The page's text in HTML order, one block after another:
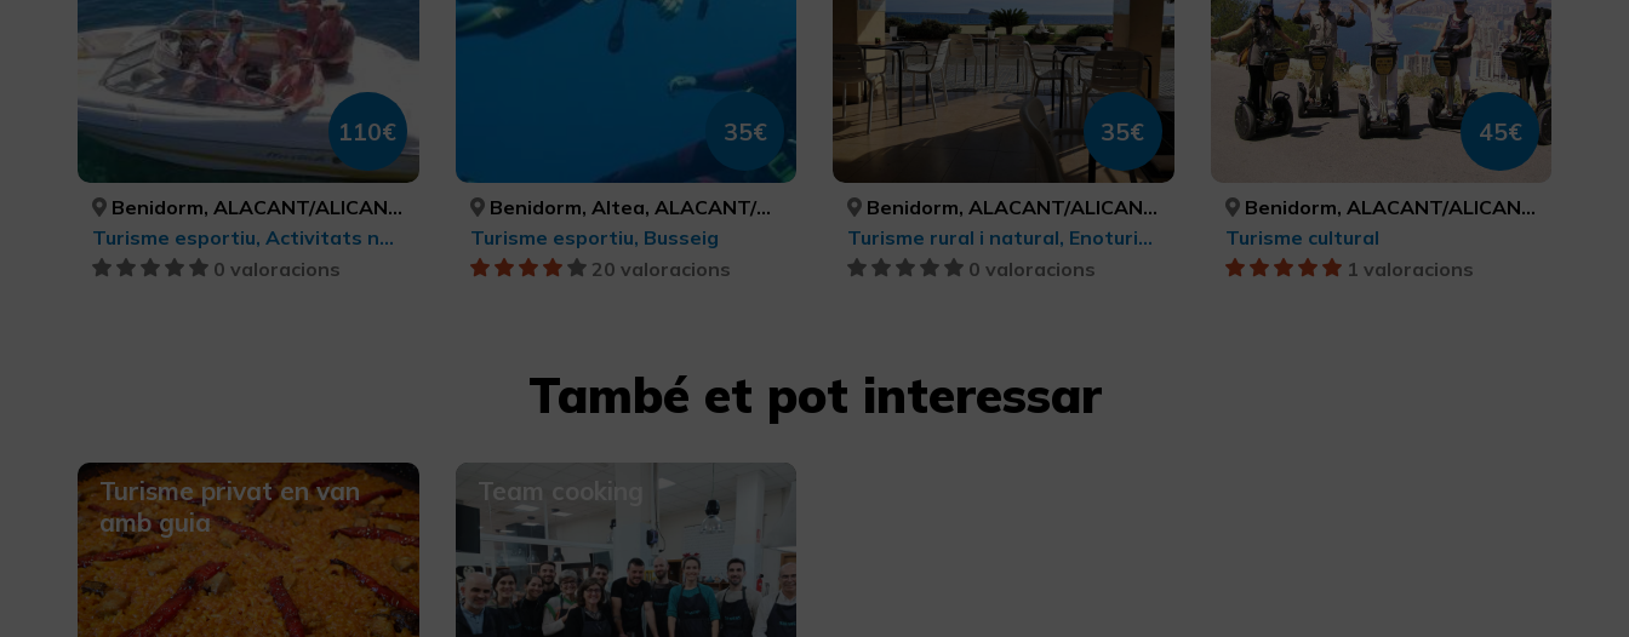
110€
Benidorm, ALACANT/ALICANTE
Turisme esportiu, Activitats nàutiques
0 valoracions
35€
Benidorm, Altea, ALACANT/ALICANTE, ALACANT/ALICANTE
Turisme esportiu, Busseig
20 valoracions
35€
Benidorm, ALACANT/ALICANTE
Turisme rural i natural, Enoturisme, Experiències Gastronòmiques l'Exquisit Mediterrani, Turisme gastronòmic
0 valoracions
45€
Benidorm, ALACANT/ALICANTE
Turisme cultural
1 valoracions
També et pot interessar
Turisme privat en van
amb guia
Team cooking